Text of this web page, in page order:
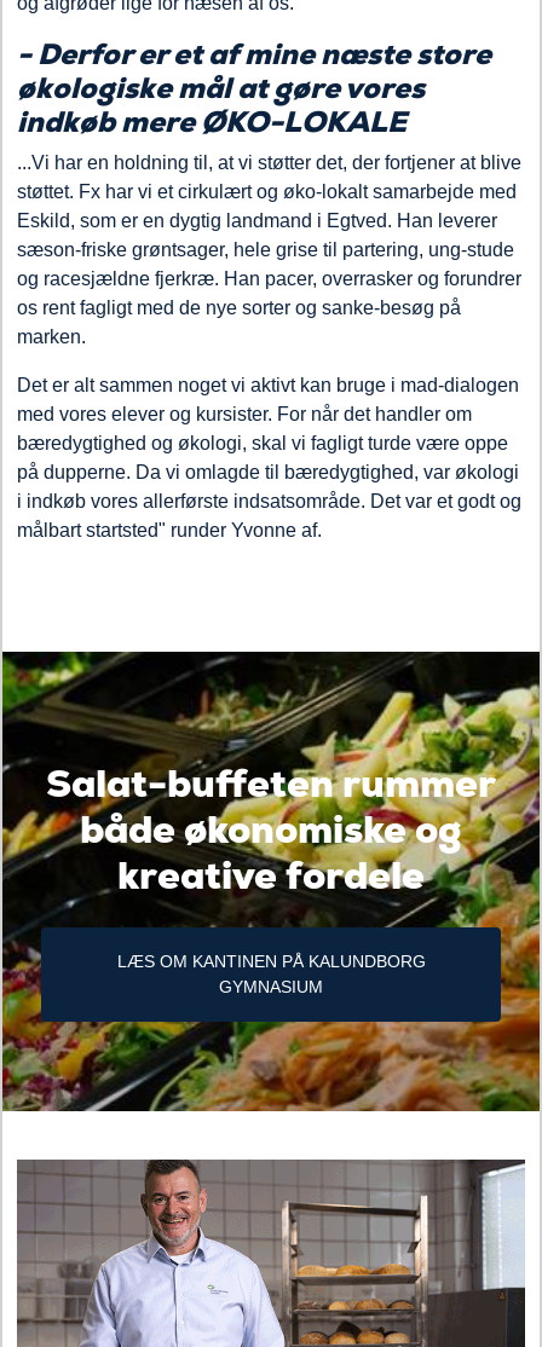
- Derfor er et af mine næste store
økologiske mål at gøre vores
indkøb mere ØKO-LOKALE
...Vi har en holdning til, at vi støtter det, der fortjener at blive
støttet. Fx har vi et cirkulært og øko-lokalt samarbejde med
Eskild, som er en dygtig landmand i Egtved. Han leverer
sæson-friske grøntsager, hele grise til partering, ung-stude
og racesjældne fjerkræ. Han pacer, overrasker og forundrer
os rent fagligt med de nye sorter og sanke-besøg på
marken.
Det er alt sammen noget vi aktivt kan bruge i mad-dialogen
med vores elever og kursister. For når det handler om
bæredygtighed og økologi, skal vi fagligt turde være oppe
på dupperne. Da vi omlagde til bæredygtighed, var økologi
i indkøb vores allerførste indsatsområde. Det var et godt og
målbart startsted" runder Yvonne af.
Salat-buffeten rummer
både økonomiske og
kreative fordele
LÆS OM KANTINEN PÅ KALUNDBORG
GYMNASIUM